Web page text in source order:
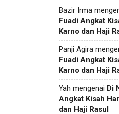
Bazir Irma
Fuadi Angkat
Karno dan Haji
Panji Agira
Fuadi Angkat
Karno dan Haji
Yah mengenai Di
Angkat Kisah
dan Haji Rasul